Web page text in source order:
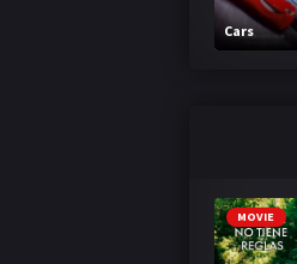
Cars
MOVIE